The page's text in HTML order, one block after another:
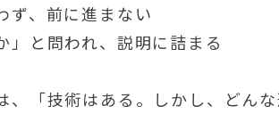
、前に進まない
と問われ、説明に詰まる
、「技術はある。しかし、どん